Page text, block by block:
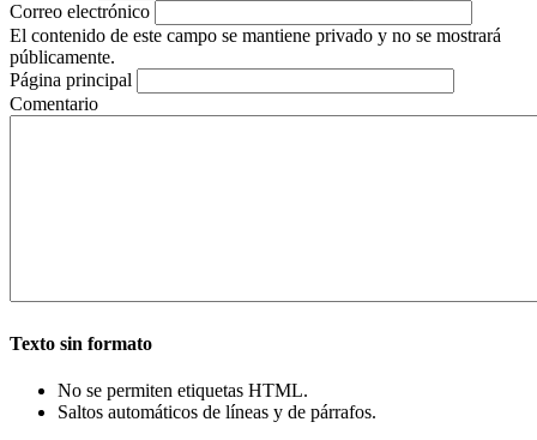
Correo electrónico
El contenido de este campo se mantiene privado y no se mostrará
públicamente.
Página principal
Comentario
Texto sin formato
No se permiten etiquetas HTML.
Saltos automáticos de líneas y de párrafos.